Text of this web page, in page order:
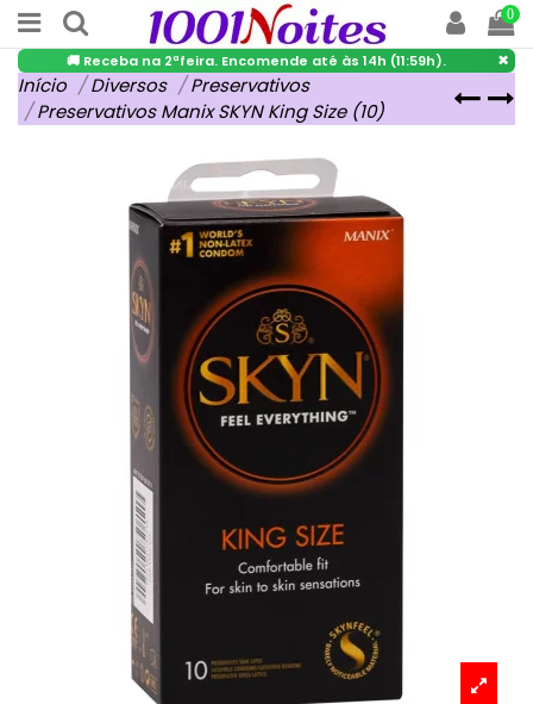
0
🚚 Receba na 2ªfeira. Encomende até às 14h (11:59h). ×
Início Diversos
Preservativos
Preservativos Manix SKYN King Size (10)